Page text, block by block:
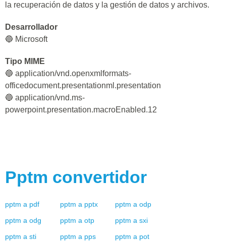
la recuperación de datos y la gestión de datos y archivos.
Desarrollador
🔵 Microsoft
Tipo MIME
🔵 application/vnd.openxmlformats-
officedocument.presentationml.presentation
🔵 application/vnd.ms-
powerpoint.presentation.macroEnabled.12
Pptm convertidor
pptm a pdf pptm a pptx pptm a odp
pptm a odg pptm a otp pptm a sxi
pptm a sti pptm a pps pptm a pot